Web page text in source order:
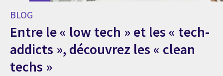
BLOG
Entre le « low tech » et les « tech-
addicts », découvrez les « clean
techs »